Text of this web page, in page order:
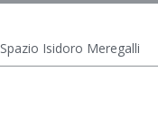
Spazio Isidoro Meregalli